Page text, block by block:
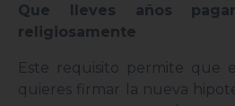
Que lleves años
religiosamente
Este requisito permite que
quieres firmar la nueva